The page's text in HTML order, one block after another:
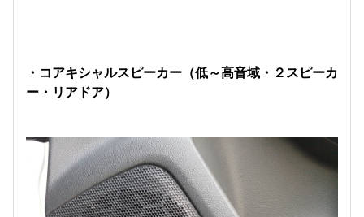
・コアキシャルスピーカー（低～高音域・２スピーカ
ー・リアドア）